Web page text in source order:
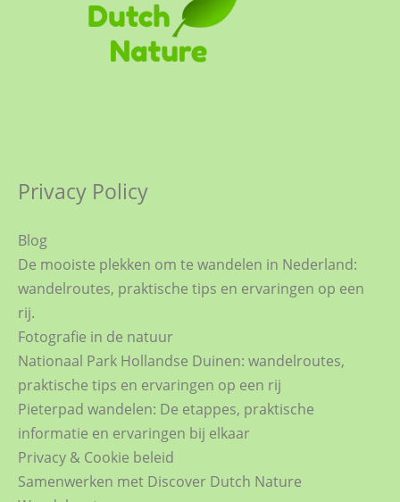
Privacy Policy
Blog
De mooiste plekken om te wandelen in Nederland:
wandelroutes, praktische tips en ervaringen op een
rij.
Fotografie in de natuur
Nationaal Park Hollandse Duinen: wandelroutes,
praktische tips en ervaringen op een rij
Pieterpad wandelen: De etappes, praktische
informatie en ervaringen bij elkaar
Privacy & Cookie beleid
Samenwerken met Discover Dutch Nature